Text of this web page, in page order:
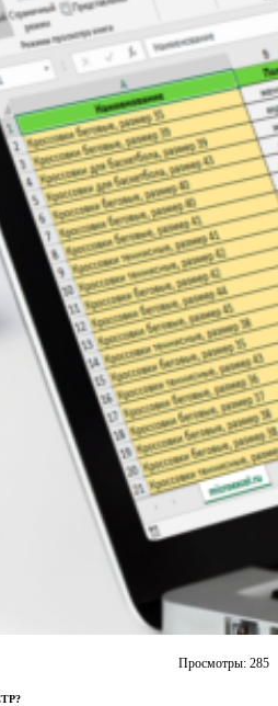
Просмотры: 285